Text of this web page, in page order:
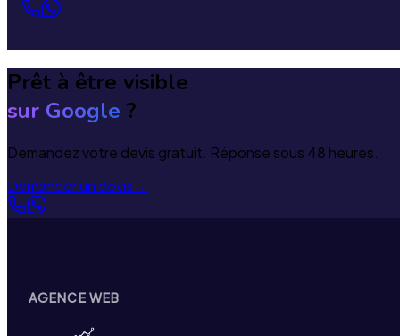
Prêt à être visible
sur Google ?
Demandez votre devis gratuit. Réponse sous 48 heures.
Demander un devis→
AGENCE WEB